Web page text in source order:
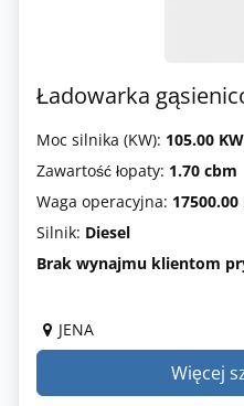
Ładowarka
Moc silnika (KW): 105.00 KW
Zawartość łopaty: 1.70 cbm
Waga operacyjna: 17500.00
Silnik: Diesel
Brak wynajmu klientom
JENA
Więcej